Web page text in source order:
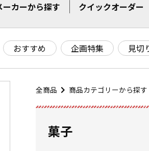
ーカーから探す クイックオーダー
おすすめ 企画特集 見切
全商品 商品カテゴリーから探す
菓子